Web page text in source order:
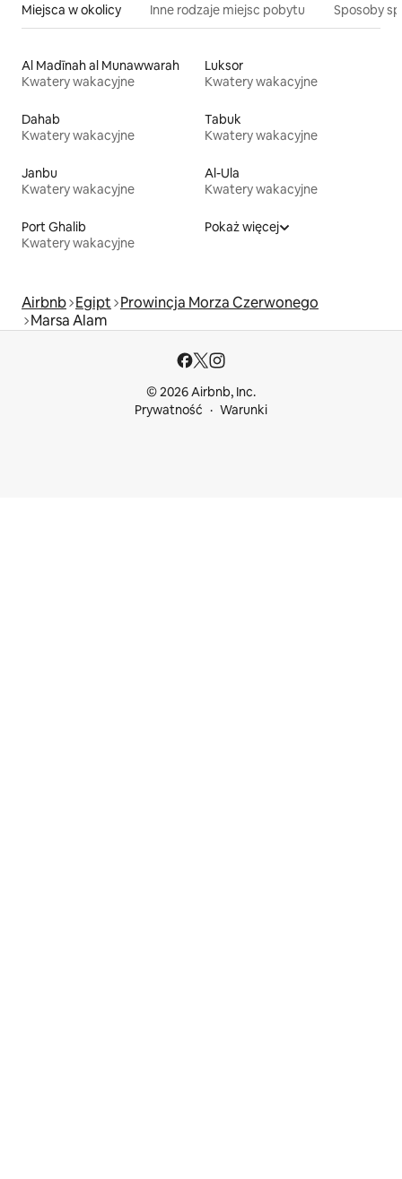
Miejsca w okolicy Inne rodzaje miejsc pobytu Sposoby
Al Madīnah al Munawwarah
Kwatery wakacyjne
Luksor
Kwatery wakacyjne
Dahab
Kwatery wakacyjne
Tabuk
Kwatery wakacyjne
Janbu
Kwatery wakacyjne
Al-Ula
Kwatery wakacyjne
Port Ghalib
Kwatery wakacyjne
Pokaż więcej
Airbnb Egipt Prowincja Morza Czerwonego
Marsa Alam
© 2026 Airbnb, Inc.
Prywatność
Warunki